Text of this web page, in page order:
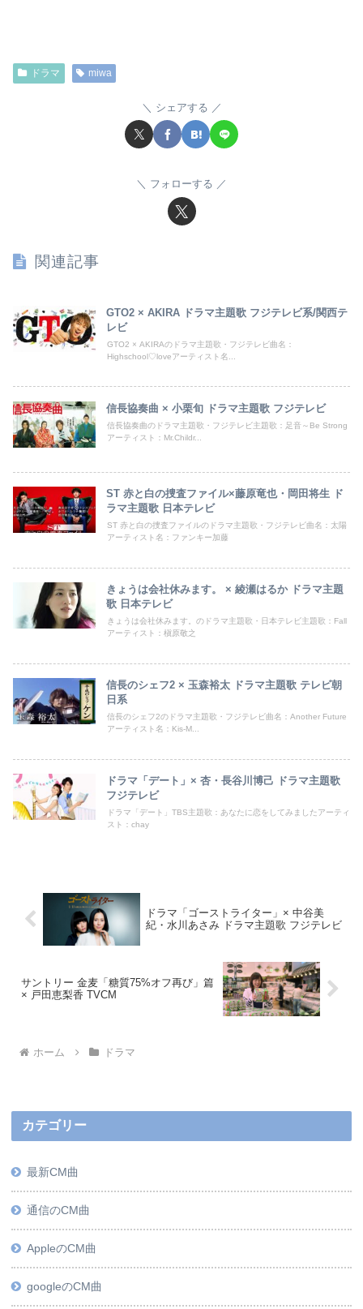
ドラマ miwa
シェアする
フォローする
関連記事
GTO2 × AKIRA ドラマ主題歌 フジテレビ系/関西テ
レビ
GTO2 × AKIRAのドラマ主題歌・フジテレビ曲名：
Highschool♡loveアーティスト名...
信長協奏曲 × 小栗旬 ドラマ主題歌 フジテレビ
信長協奏曲のドラマ主題歌・フジテレビ主題歌：足音～Be Strong
アーティスト：Mr.Childr...
ST 赤と白の捜査ファイル×藤原竜也・岡田将生 ド
ラマ主題歌 日本テレビ
ST 赤と白の捜査ファイルのドラマ主題歌・フジテレビ曲名：太陽
アーティスト名：ファンキー加藤
きょうは会社休みます。 × 綾瀬はるか ドラマ主題
歌 日本テレビ
きょうは会社休みます。のドラマ主題歌・日本テレビ主題歌：Fall
アーティスト：槇原敬之
信長のシェフ2 × 玉森裕太 ドラマ主題歌 テレビ朝
日系
信長のシェフ2のドラマ主題歌・フジテレビ曲名：Another Future
アーティスト名：Kis-M...
ドラマ「デート」× 杏・長谷川博己 ドラマ主題歌
フジテレビ
ドラマ「デート」TBS主題歌：あなたに恋をしてみましたアーティ
スト：chay
ドラマ「ゴーストライター」× 中谷美
紀・水川あさみ ドラマ主題歌 フジテレビ
サントリー 金麦「糖質75%オフ再び」篇
× 戸田恵梨香 TVCM
ホーム ドラマ
カテゴリー
最新CM曲
通信のCM曲
AppleのCM曲
googleのCM曲